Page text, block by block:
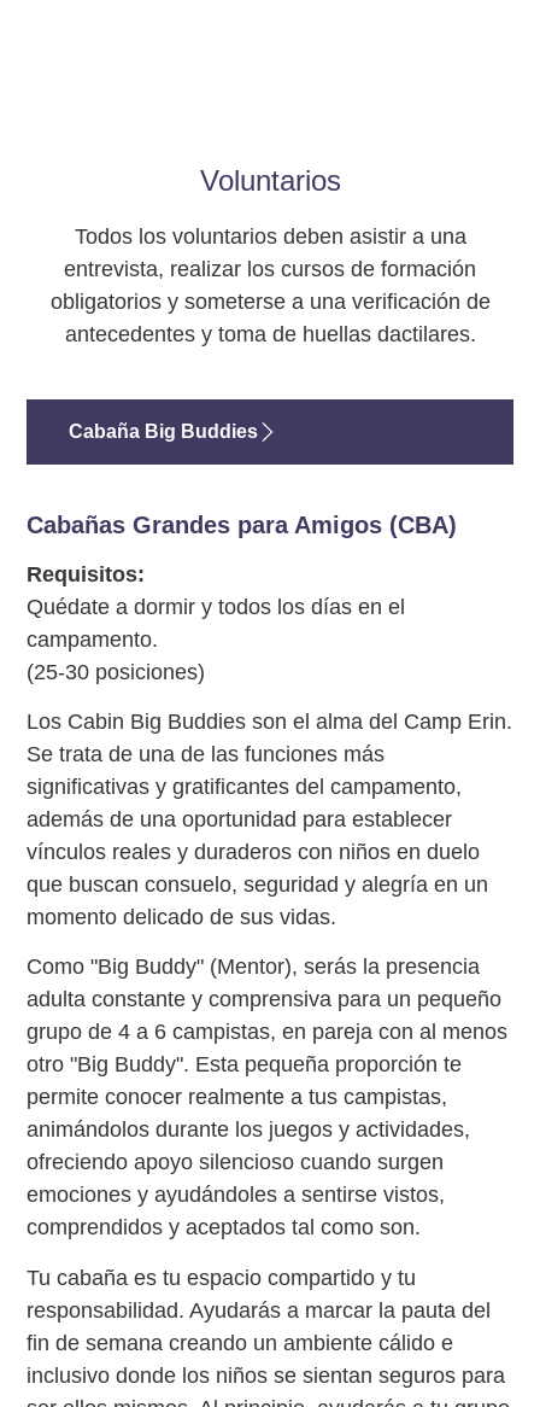
Voluntarios
Todos los voluntarios deben asistir a una
entrevista, realizar los cursos de formación
obligatorios y someterse a una verificación de
antecedentes y toma de huellas dactilares.
Cabaña Big Buddies
Cabañas Grandes para Amigos (CBA)
Requisitos:
Quédate a dormir y todos los días en el
campamento.
(25-30 posiciones)
Los Cabin Big Buddies son el alma del Camp Erin.
Se trata de una de las funciones más
significativas y gratificantes del campamento,
además de una oportunidad para establecer
vínculos reales y duraderos con niños en duelo
que buscan consuelo, seguridad y alegría en un
momento delicado de sus vidas.
Como "Big Buddy" (Mentor), serás la presencia
adulta constante y comprensiva para un pequeño
grupo de 4 a 6 campistas, en pareja con al menos
otro "Big Buddy". Esta pequeña proporción te
permite conocer realmente a tus campistas,
animándolos durante los juegos y actividades,
ofreciendo apoyo silencioso cuando surgen
emociones y ayudándoles a sentirse vistos,
comprendidos y aceptados tal como son.
Tu cabaña es tu espacio compartido y tu
responsabilidad. Ayudarás a marcar la pauta del
fin de semana creando un ambiente cálido e
inclusivo donde los niños se sientan seguros para